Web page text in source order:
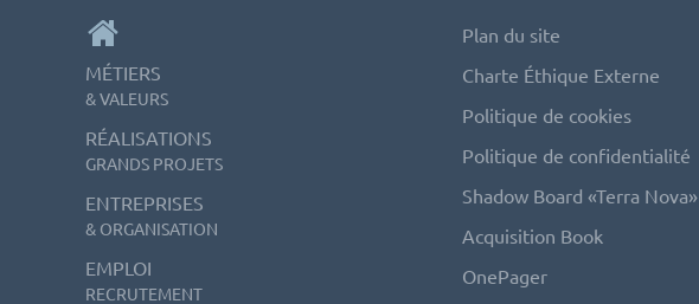
MÉTIERS
& VALEURS
RÉALISATIONS
GRANDS PROJETS
ENTREPRISES
& ORGANISATION
EMPLOI
RECRUTEMENT
Plan du site
Charte Éthique Externe
Politique de cookies
Politique de confidentialité
Shadow Board «Terra Nova»
Acquisition Book
OnePager